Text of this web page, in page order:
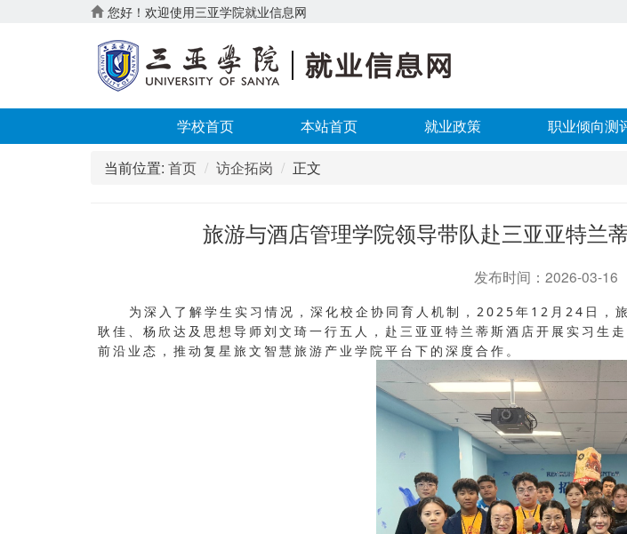
您好！欢迎使用三亚学院就业信息网
学校首页 本站首页 就业政策 职业倾向测
当前位置: 首页 访企拓岗 正文
旅游与酒店管理学院领导带队赴三亚亚特兰
发布时间：2026-03-
为深入了解学生实习情况，深化校企协同育人机制，2025年12月24日，
耿佳、杨欣达及思想导师刘文琦一行五人，赴三亚亚特兰蒂斯酒店开展实习生
前沿业态，推动复星旅文智慧旅游产业学院平台下的深度合作。